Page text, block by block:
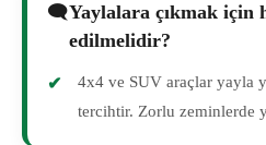
Yaylalara çıkmak için
edilmelidir?
4x4 ve SUV araçlar yayla
tercihtir. Zorlu zeminlerde